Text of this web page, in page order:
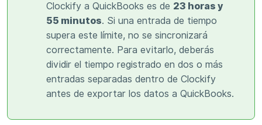
Clockify a QuickBooks es de 23 horas y
55 minutos. Si una entrada de tiempo
supera este límite, no se sincronizará
correctamente. Para evitarlo, deberás
dividir el tiempo registrado en dos o más
entradas separadas dentro de Clockify
antes de exportar los datos a QuickBooks.